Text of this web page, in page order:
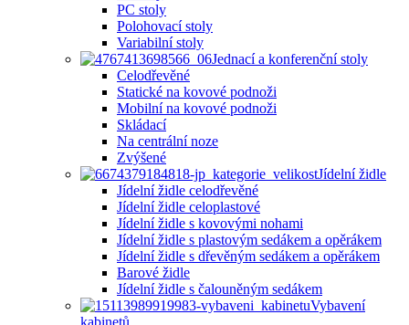
PC stoly
Polohovací stoly
Variabilní stoly
Jednací a konferenční stoly
Celodřevěné
Statické na kovové podnoži
Mobilní na kovové podnoži
Skládací
Na centrální noze
Zvýšené
Jídelní židle
Jídelní židle celodřevěné
Jídelní židle celoplastové
Jídelní židle s kovovými nohami
Jídelní židle s plastovým sedákem a opěrákem
Jídelní židle s dřevěným sedákem a opěrákem
Barové židle
Jídelní židle s čalouněným sedákem
Vybavení
kabinetů